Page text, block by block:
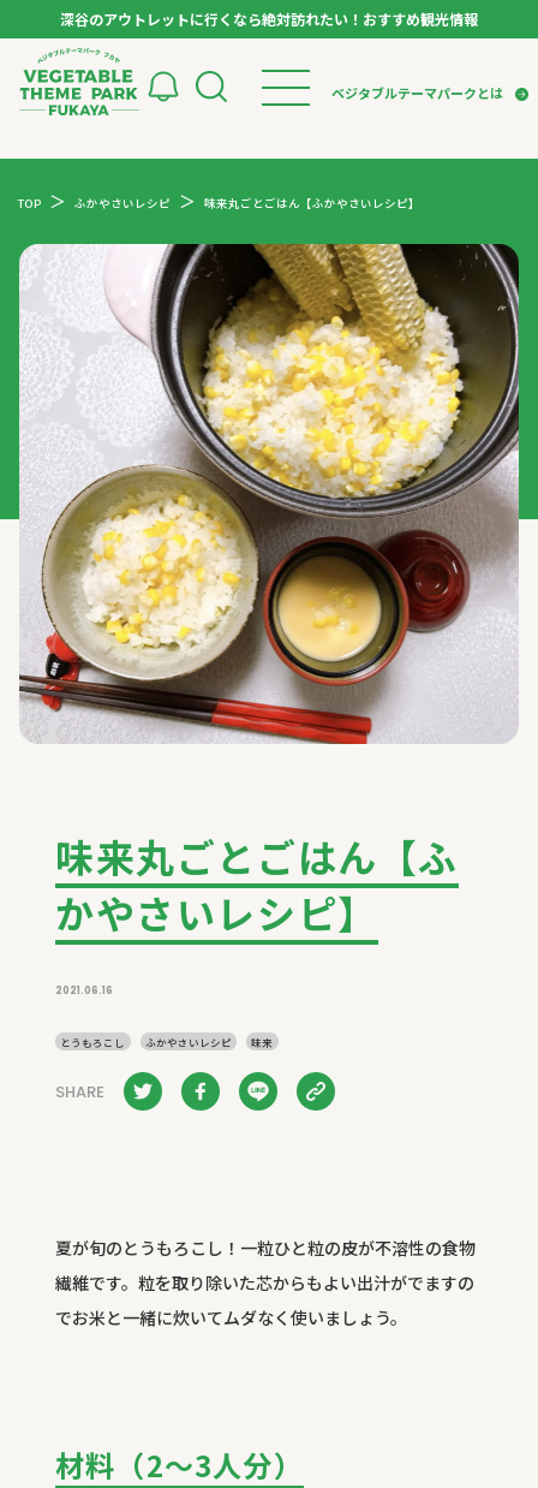
深谷のアウトレットに行くなら絶対訪れたい！おすすめ観光情報
ベジタブルテーマパークとは
スポット
イベント
体験
特集記事
ベジタブルテーマパークとは
VTPキャストミーティング
市長インタビュー
生産者インタビュー
アンバサダー
お役立ち情報
レシピ集
TOP ふかやさいレシピ 味来丸ごとごはん【ふかやさいレシピ】
味来丸ごとごはん【ふ
かやさいレシピ】
2021.06.16
とうもろこし ふかやさいレシピ 味来
SHARE
夏が旬のとうもろこし！一粒ひと粒の皮が不溶性の食物
繊維です。粒を取り除いた芯からもよい出汁がでますの
でお米と一緒に炊いてムダなく使いましょう。
材料（2～3人分）